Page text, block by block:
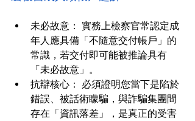
未必故意： 實務上檢察官常認定成
年人應具備「不隨意交付帳戶」的
常識，若交付即可能被推論具有
「未必故意」。
抗辯核心： 必須證明您當下是陷於
錯誤、被話術矇騙，與詐騙集團間
存在「資訊落差」，是真正的受害